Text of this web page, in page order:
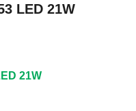
LED 21W
21W